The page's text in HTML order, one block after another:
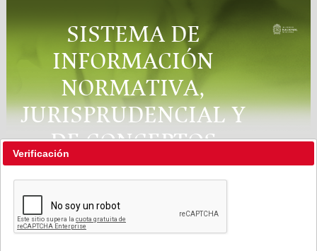
SISTEMA DE
INFORMACIÓN
NORMATIVA,
JURISPRUDENCIAL Y
DE CONCEPTOS
"RÉGIMEN LEGAL"
Verificación